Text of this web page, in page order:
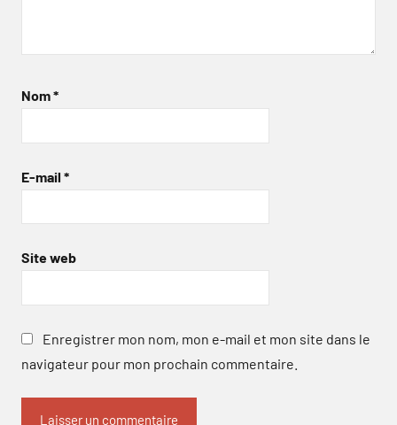
Nom*
E-mail *
Site web
Enregistrer mon nom, mon e-mail et mon site dans le
navigateur pour mon prochain commentaire.